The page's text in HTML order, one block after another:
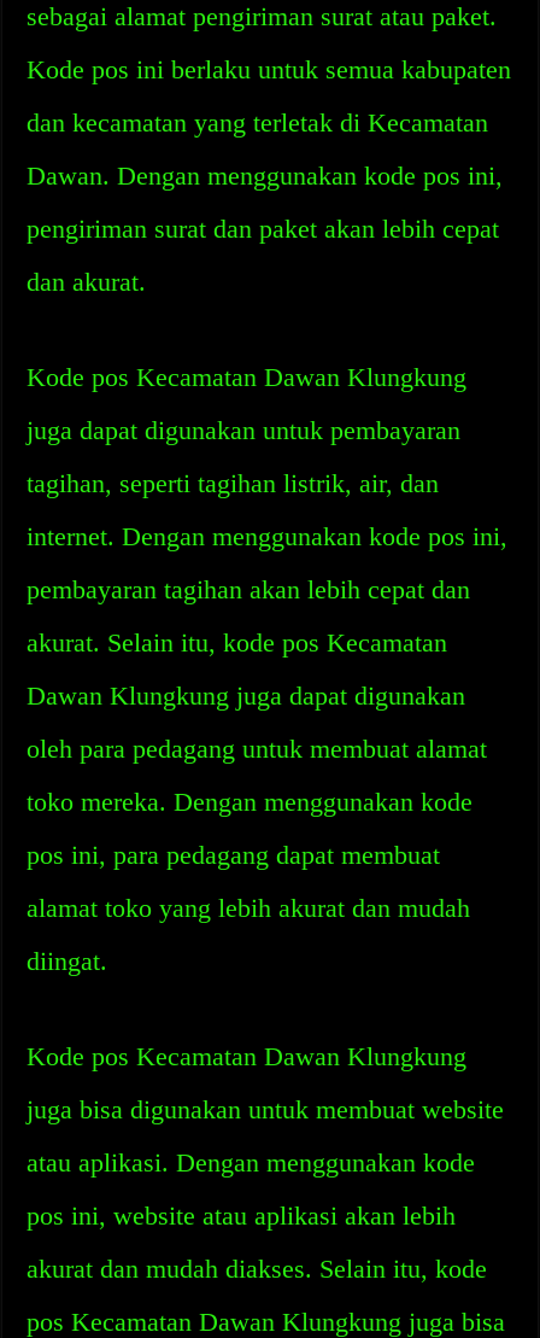
sebagai alamat pengiriman surat atau paket.
Kode pos ini berlaku untuk semua kabupaten
dan kecamatan yang terletak di Kecamatan
Dawan. Dengan menggunakan kode pos ini,
pengiriman surat dan paket akan lebih cepat
dan akurat.
Kode pos Kecamatan Dawan Klungkung
juga dapat digunakan untuk pembayaran
tagihan, seperti tagihan listrik, air, dan
internet. Dengan menggunakan kode pos ini,
pembayaran tagihan akan lebih cepat dan
akurat. Selain itu, kode pos Kecamatan
Dawan Klungkung juga dapat digunakan
oleh para pedagang untuk membuat alamat
toko mereka. Dengan menggunakan kode
pos ini, para pedagang dapat membuat
alamat toko yang lebih akurat dan mudah
diingat.
Kode pos Kecamatan Dawan Klungkung
juga bisa digunakan untuk membuat website
atau aplikasi. Dengan menggunakan kode
pos ini, website atau aplikasi akan lebih
akurat dan mudah diakses. Selain itu, kode
pos Kecamatan Dawan Klungkung juga bisa